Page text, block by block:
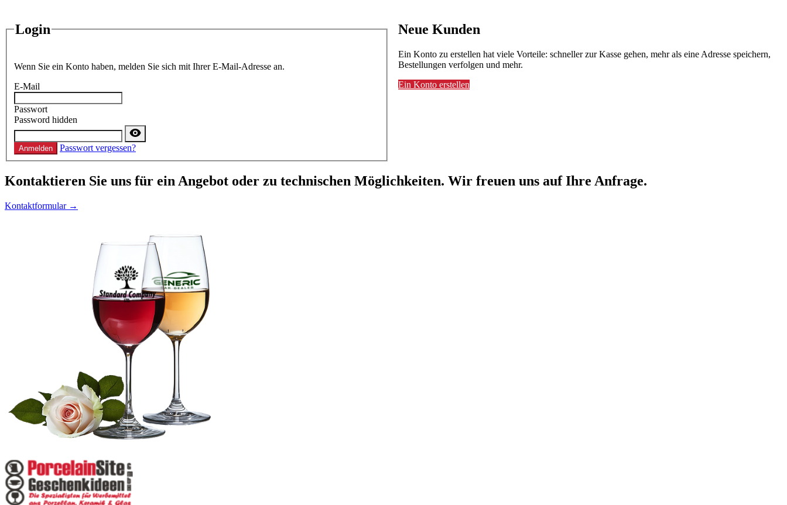
Login
Wenn Sie ein Konto haben, melden Sie sich mit Ihrer E-Mail-Adresse an.
E-Mail
Passwort
Password hidden
Anmelden Passwort vergessen?
Neue Kunden
Ein Konto zu erstellen hat viele Vorteile: schneller zur Kasse gehen, mehr als eine Adresse speichern,
Bestellungen verfolgen und mehr.
Ein Konto erstellen
Kontaktieren Sie uns für ein Angebot oder zu technischen Möglichkeiten. Wir freuen uns auf Ihre Anfrage.
Kontaktformular →